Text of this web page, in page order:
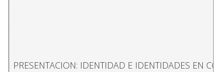
PRESENTACION: IDENTIDAD E IDENTIDADES EN